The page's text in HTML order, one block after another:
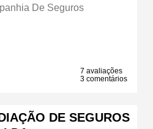
De Seguros
7 avaliações
3 comentários
DE SEGUROS